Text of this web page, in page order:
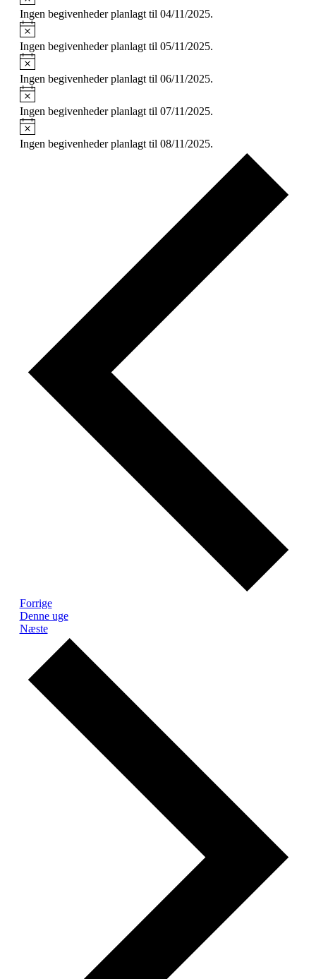
Ingen begivenheder planlagt til 04/11/2025.
Notice
Ingen begivenheder planlagt til 05/11/2025.
Notice
Ingen begivenheder planlagt til 06/11/2025.
Notice
Ingen begivenheder planlagt til 07/11/2025.
Notice
Ingen begivenheder planlagt til 08/11/2025.
Forrige
Denne uge
Næste